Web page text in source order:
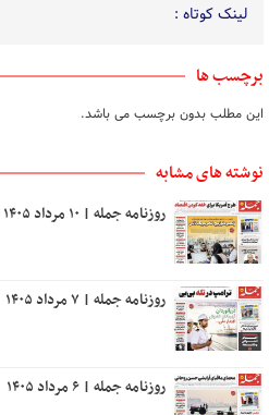
لینک کوتاه :
برچسب ها
این مطلب بدون برچسب می باشد.
نوشته های مشابه
روزنامه جمله | ۱۰ مرداد ۱۴۰۵
روزنامه جمله | ۷ مرداد ۱۴۰۵
روزنامه جمله | ۶ مرداد ۱۴۰۵